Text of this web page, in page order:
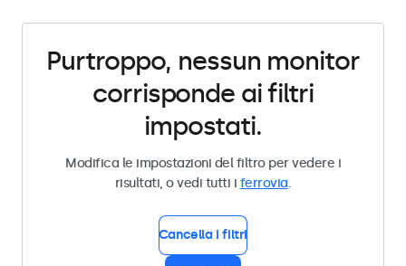
Purtroppo, nessun monitor
corrisponde ai filtri
impostati.
Modifica le impostazioni del filtro per vedere i
risultati, o vedi tutti i ferrovia.
Cancella i filtri